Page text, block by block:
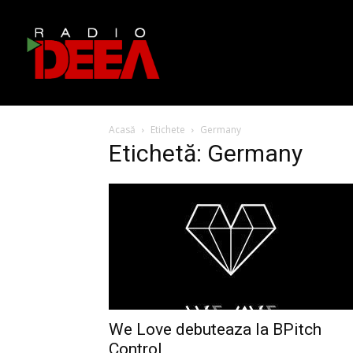
Acasă Etichete Germany
Etichetă: Germany
We Love debuteaza la BPitch